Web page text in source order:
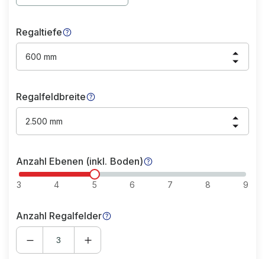
Regaltiefe
600 mm
Regalfeldbreite
2.500 mm
Anzahl Ebenen (inkl. Boden)
3 4 5 6 7 8 9
Anzahl Regalfelder